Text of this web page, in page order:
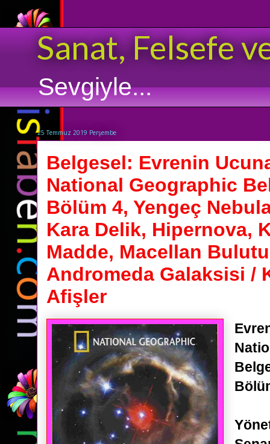
Sanat, Felsefe
Sevgiyle...
25 Temmuz 2019 Perşembe
Belgesel: Evrenin
National Geographic
Bölüm 4, Yengeç
Kara Delik, Hipernova,
Madde, Macellan
Andromeda Galaksisi /
Afişler